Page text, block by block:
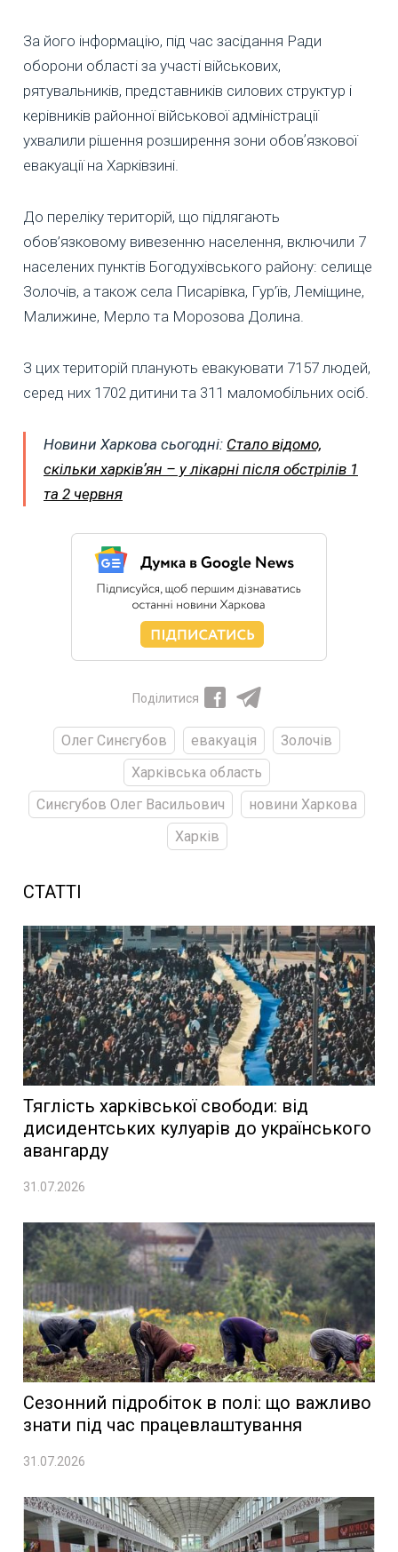
За його інформацію, під час засідання Ради
оборони області за участі військових,
рятувальників, представників силових структур і
керівників районної військової адміністрації
ухвалили рішення розширення зони обовʼязкової
евакуації на Харківзині.
До переліку територій, що підлягають
обов’язковому вивезенню населення, включили 7
населених пунктів Богодухівського району: селище
Золочів, а також села Писарівка, Гур’їв, Леміщине,
Малижине, Мерло та Морозова Долина.
З цих територій планують евакуювати 7157 людей,
серед них 1702 дитини та 311 маломобільних осіб.
Новини Харкова сьогодні: Стало відомо,
скільки харківʼян – у лікарні після обстрілів 1
та 2 червня
Поділитися
Олег Синєгубов евакуація
Золочів
Харківська область
Синєгубов Олег Васильович
новини Харкова
Харків
СТАТТІ
Тяглість харківської свободи: від
дисидентських кулуарів до українського
авангарду
31.07.2026
Сезонний підробіток в полі: що важливо
знати під час працевлаштування
31.07.2026